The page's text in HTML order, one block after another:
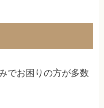
でお困りの方が多数